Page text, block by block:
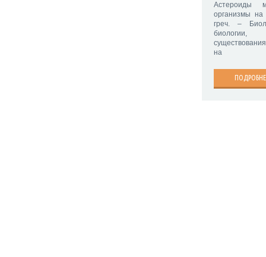
Астероиды
организмы на
греч. –
биологии,
на